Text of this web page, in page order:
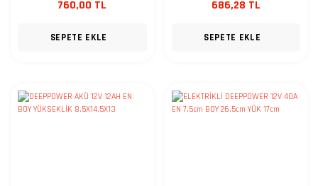
760,00 TL
SEPETE EKLE
686,28 TL
SEPETE EKLE